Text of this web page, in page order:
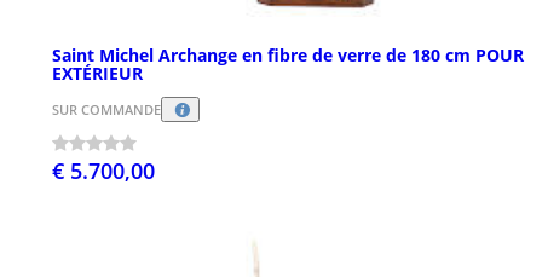
Saint Michel Archange en fibre de verre de 180 cm POUR
EXTÉRIEUR
SUR COMMANDE
€ 5.700,00